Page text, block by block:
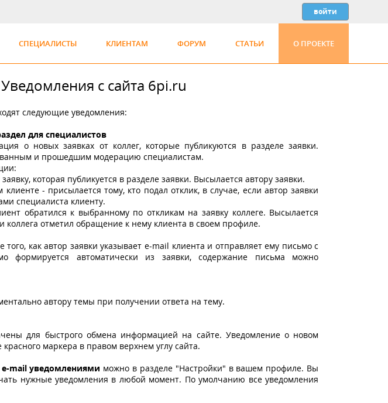
СПЕЦИАЛИСТЫ КЛИЕНТАМ ФОРУМ СТАТЬИ О ПРОЕКТЕ
Уведомления с сайта 6pi.ru
следующие уведомления:
для специалистов
о новых заявках от коллег, которые публикуются в разделе заявки.
и прошедшим модерацию специалистам.
которая публикуется в разделе заявки. Высылается автору заявки.
- присылается тому, кто подал отклик, в случае, если автор заявки
специалиста клиенту.
обратился к выбранному по откликам на заявку коллеге. Высылается
коллега отметил обращение к нему клиента в своем профиле.
того, как автор заявки указывает e-mail клиента и отправляет ему письмо с
формируется автоматически из заявки, содержание письма можно
автору темы при получении ответа на тему.
для быстрого обмена информацией на сайте. Уведомление о новом
маркера в правом верхнем углу сайта.
mail уведомлениями можно в разделе "Настройки" в вашем профиле. Вы
нужные уведомления в любой момент. По умолчанию все уведомления